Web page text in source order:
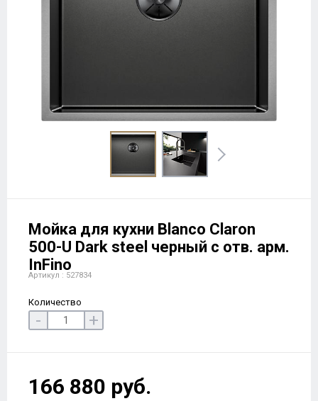
Мойка для кухни Blanco Claron
500-U Dark steel черный с отв. арм.
InFino
Артикул : 527834
Количество
- +
166 880 руб.